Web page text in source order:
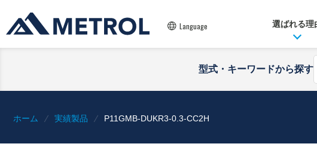
Language 選ばれる理
型式・キーワードから探す
ホーム 実績製品 P11GMB-DUKR3-0.3-CC2H